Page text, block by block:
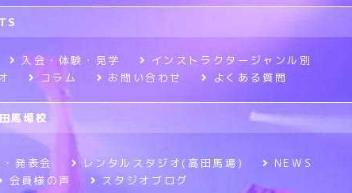
入会・体験・見学
インストラクタージャンル別
コラム お問い合わせ よくある質問
馬場校
発表会 レンタルスタジオ(高田馬場)
NEWS
会員様の声 スタジオブログ